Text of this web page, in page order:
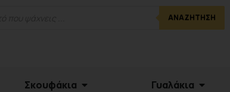
ΑΝΑΖΉΤΗΣΗ
Σκουφάκια Γυαλάκια